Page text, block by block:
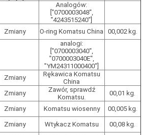
Analogów:
["0700003048",
"4243515240"]
Zmiany O-ring Komatsu China
00,002 kg.
analogi:
["0700003040",
"0700003040E",
"YM24311000400"]
Zmiany
Rękawica Komatsu
China
Zmiany
Zawór, sprawdź
Komatsu.
00,01 kg.
Zmiany Komatsu wiosenny 00,005 kg.
Zmiany Wtykacz Komatsu 00,08 kg.